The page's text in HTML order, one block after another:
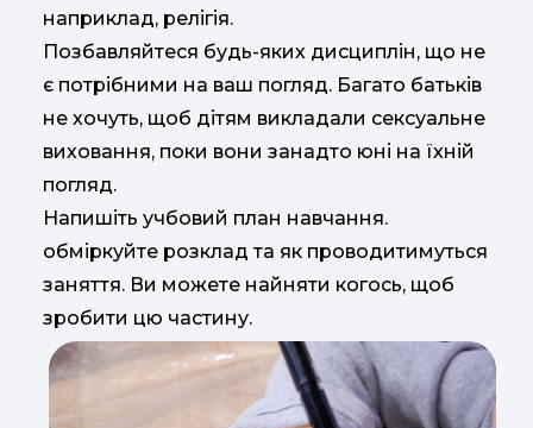
наприклад, релігія.
Позбавляйтеся будь-яких дисциплін, що не
є потрібними на ваш погляд. Багато батьків
не хочуть, щоб дітям викладали сексуальне
виховання, поки вони занадто юні на їхній
погляд.
Напишіть учбовий план навчання.
обміркуйте розклад та як проводитимуться
заняття. Ви можете найняти когось, щоб
зробити цю частину.